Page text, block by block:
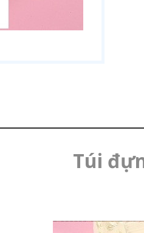
Túi